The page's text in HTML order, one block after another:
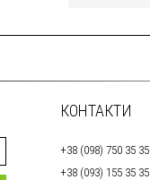
КОНТАКТИ
+38 (098) 750 35 35
+38 (093) 155 35 35